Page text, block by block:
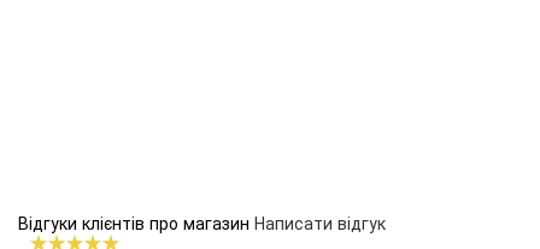
Відгуки клієнтів про магазин Написати відгук